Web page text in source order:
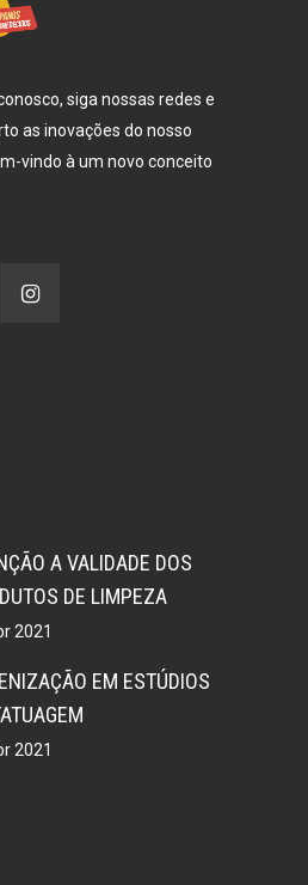
siga nossas redes e
as inovações do nosso
vindo à um novo conceito
A VALIDADE DOS
DE LIMPEZA
2021
EM ESTÚDIOS
2021